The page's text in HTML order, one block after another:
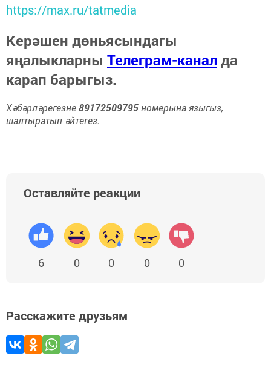
https://max.ru/tatmedia
Керәшен дөньясындагы
яңалыкларны Телеграм-каналда
карап барыгыз.
Хәбәрләрегезне89172509795номерына языгыз,
шалтыратып әйтегез.
Оставляйте реакции
6 0 0 0 0
Расскажите друзьям